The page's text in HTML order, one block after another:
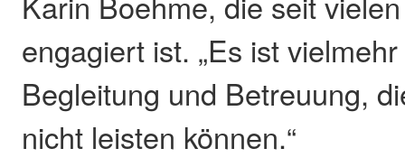
engagiert ist. „Es ist
Begleitung und Betreuung,
nicht leisten können.“